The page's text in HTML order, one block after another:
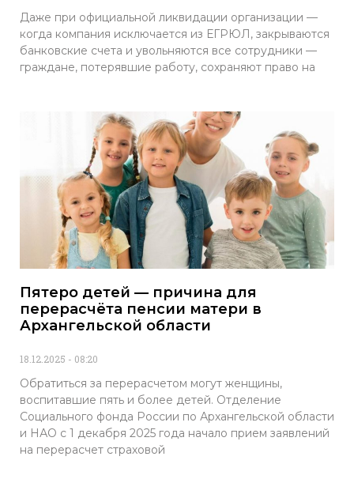
Даже при официальной ликвидации организации —
когда компания исключается из ЕГРЮЛ, закрываются
банковские счета и увольняются все сотрудники —
граждане, потерявшие работу, сохраняют право на
Пятеро детей — причина для
перерасчёта пенсии матери в
Архангельской области
18.12.2025 08:20
Обратиться за перерасчетом могут женщины,
воспитавшие пять и более детей. Отделение
Социального фонда России по Архангельской области
и НАО с 1 декабря 2025 года начало прием заявлений
на перерасчет страховой